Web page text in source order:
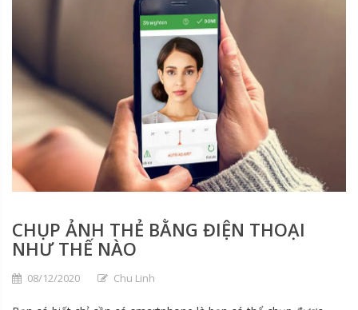
CHỤP ẢNH THẺ BẰNG ĐIỆN THOẠI
NHƯ THẾ NÀO
08/12/2020 Chu Linh